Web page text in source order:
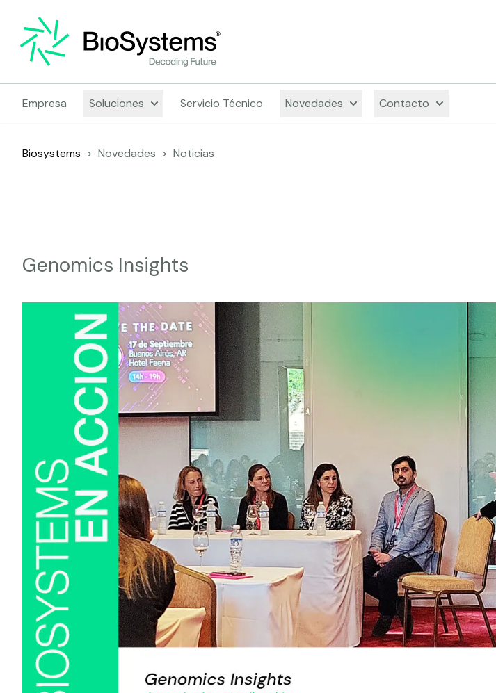
Empresa Soluciones Servicio Técnico Novedades Contacto
Biosystems > Novedades > Noticias
Genomics Insights